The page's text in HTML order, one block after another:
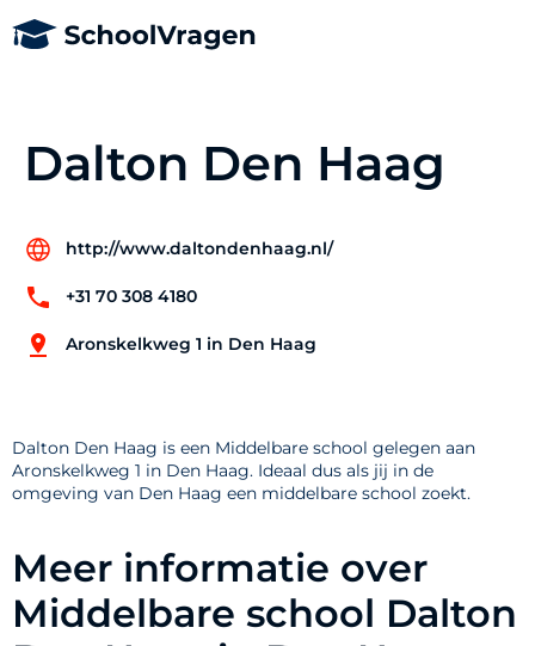
Dalton Den Haag
http://www.daltondenhaag.nl/
+31 70 308 4180
Aronskelkweg 1 in Den Haag
Dalton Den Haag is een Middelbare school gelegen aan
Aronskelkweg 1 in Den Haag. Ideaal dus als jij in de
omgeving van Den Haag een middelbare school zoekt.
Meer informatie over
Middelbare school Dalton